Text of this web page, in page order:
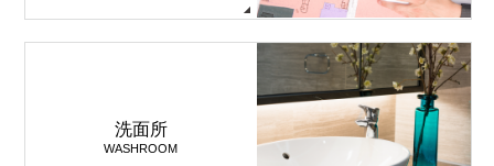
洗面所
WASHROOM